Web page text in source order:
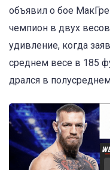
объявил о бое
чемпион в двух
удивление, когда
среднем весе в 185
дрался в